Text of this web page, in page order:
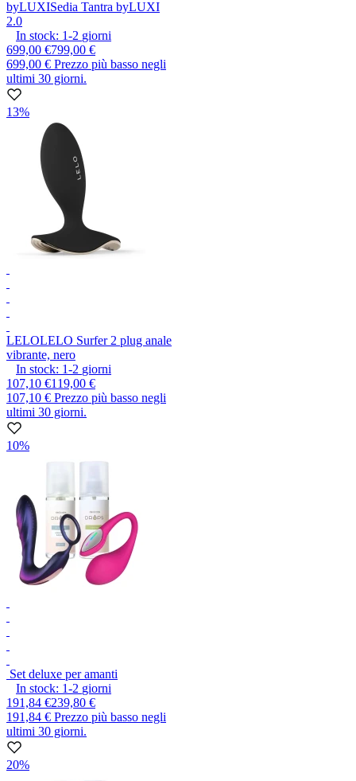
byLUXISedia Tantra byLUXI
2.0
In stock: 1-2 giorni
699,00 €799,00 €
699,00 € Prezzo più basso negli
ultimi 30 giorni.
13%
LELOLELO Surfer 2 plug anale
vibrante, nero
In stock: 1-2 giorni
107,10 €119,00 €
107,10 € Prezzo più basso negli
ultimi 30 giorni.
10%
Set deluxe per amanti
In stock: 1-2 giorni
191,84 €239,80 €
191,84 € Prezzo più basso negli
ultimi 30 giorni.
20%